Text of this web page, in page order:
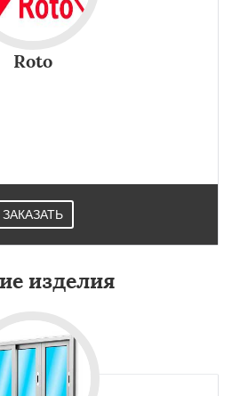
Roto
ЗАКАЗАТЬ
изделия